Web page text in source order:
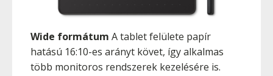
Wide formátum A tablet felülete papír
hatású 16:10-es arányt követ, így alkalmas
több monitoros rendszerek kezelésére is.